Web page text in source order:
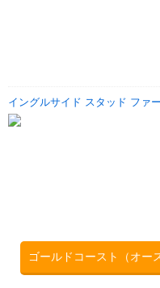
イングルサイド スタッド ファ
ゴールドコースト（オー